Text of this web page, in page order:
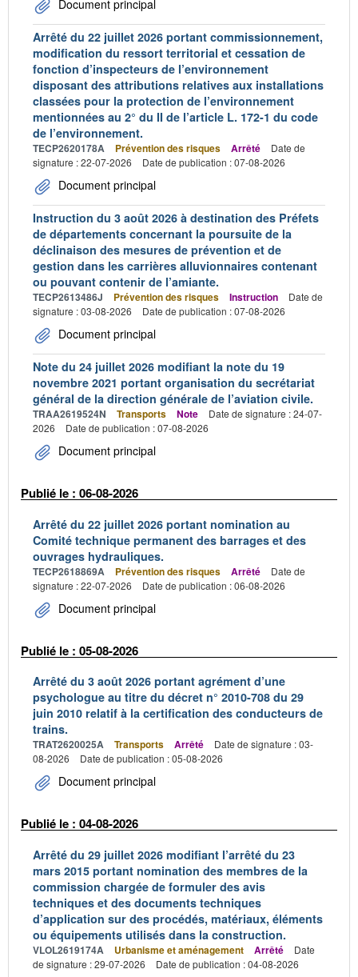
Document principal
Arrêté du 22 juillet 2026 portant commissionnement,
modification du ressort territorial et cessation de
fonction d’inspecteurs de l’environnement
disposant des attributions relatives aux installations
classées pour la protection de l’environnement
mentionnées au 2° du II de l’article L. 172-1 du code
de l’environnement.
TECP2620178A Prévention des risques Arrêté
Date de
signature : 22-07-2026
Date de publication : 07-08-2026
Document principal
Instruction du 3 août 2026 à destination des Préfets
de départements concernant la poursuite de la
déclinaison des mesures de prévention et de
gestion dans les carrières alluvionnaires contenant
ou pouvant contenir de l’amiante.
TECP2613486J Prévention des risques Instruction
Date de
signature : 03-08-2026
Date de publication : 07-08-2026
Document principal
Note du 24 juillet 2026 modifiant la note du 19
novembre 2021 portant organisation du secrétariat
général de la direction générale de l’aviation civile.
TRAA2619524N Transports Note
Date de signature : 24-07-
2026
Date de publication : 07-08-2026
Document principal
Publié le : 06-08-2026
Arrêté du 22 juillet 2026 portant nomination au
Comité technique permanent des barrages et des
ouvrages hydrauliques.
TECP2618869A Prévention des risques Arrêté
Date de
signature : 22-07-2026
Date de publication : 06-08-2026
Document principal
Publié le : 05-08-2026
Arrêté du 3 août 2026 portant agrément d’une
psychologue au titre du décret n° 2010-708 du 29
juin 2010 relatif à la certification des conducteurs de
trains.
TRAT2620025A Transports Arrêté
Date de signature : 03-
08-2026
Date de publication : 05-08-2026
Document principal
Publié le : 04-08-2026
Arrêté du 29 juillet 2026 modifiant l’arrêté du 23
mars 2015 portant nomination des membres de la
commission chargée de formuler des avis
techniques et des documents techniques
d’application sur des procédés, matériaux, éléments
ou équipements utilisés dans la construction.
VLOL2619174A Urbanisme et aménagement Arrêté
Date
de signature : 29-07-2026
Date de publication : 04-08-2026